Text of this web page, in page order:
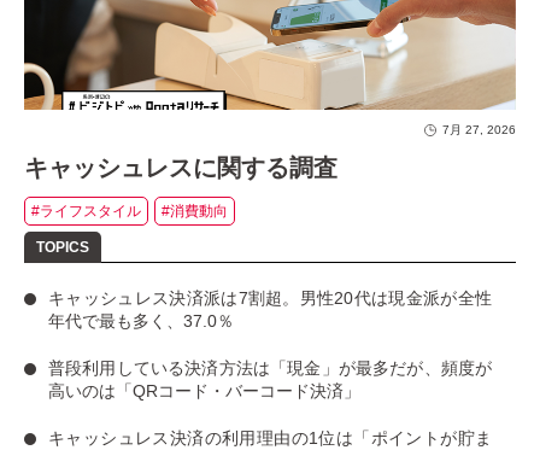
7月 27, 2026
キャッシュレスに関する調査
#ライフスタイル #消費動向
キャッシュレス決済派は7割超。男性20代は現金派が全性
年代で最も多く、37.0％
普段利用している決済方法は「現金」 が最多だが、 頻度が
高いのは「QRコード・バーコード決済」
キャッシュレス決済の利用理由の1位は「ポイントが貯ま